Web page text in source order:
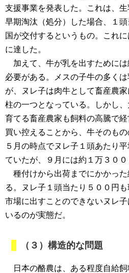
支援事業を発表した。これは、
早期淘汰（処分）した場合、１
国が交付するというもの。これ
に達した。
加えて、牛が乳を出すためには
必要がある。メスの子牛の多く
が、ヌレ子は肉牛として畜産農
柱の一つとなっている。しかし
育てる畜産農家も飼料の高騰で
買い控えることから、牛そのも
５月の時点でヌレ子１頭あたり
ていたが、９月には約１万３００
種付けから出荷までにかかっ
る。ヌレ子１頭当たり５００円
市場に出すことのできないヌレ
いるのが実態だ。
（３）構造的な問題
日本の酪農は、ある程度自給